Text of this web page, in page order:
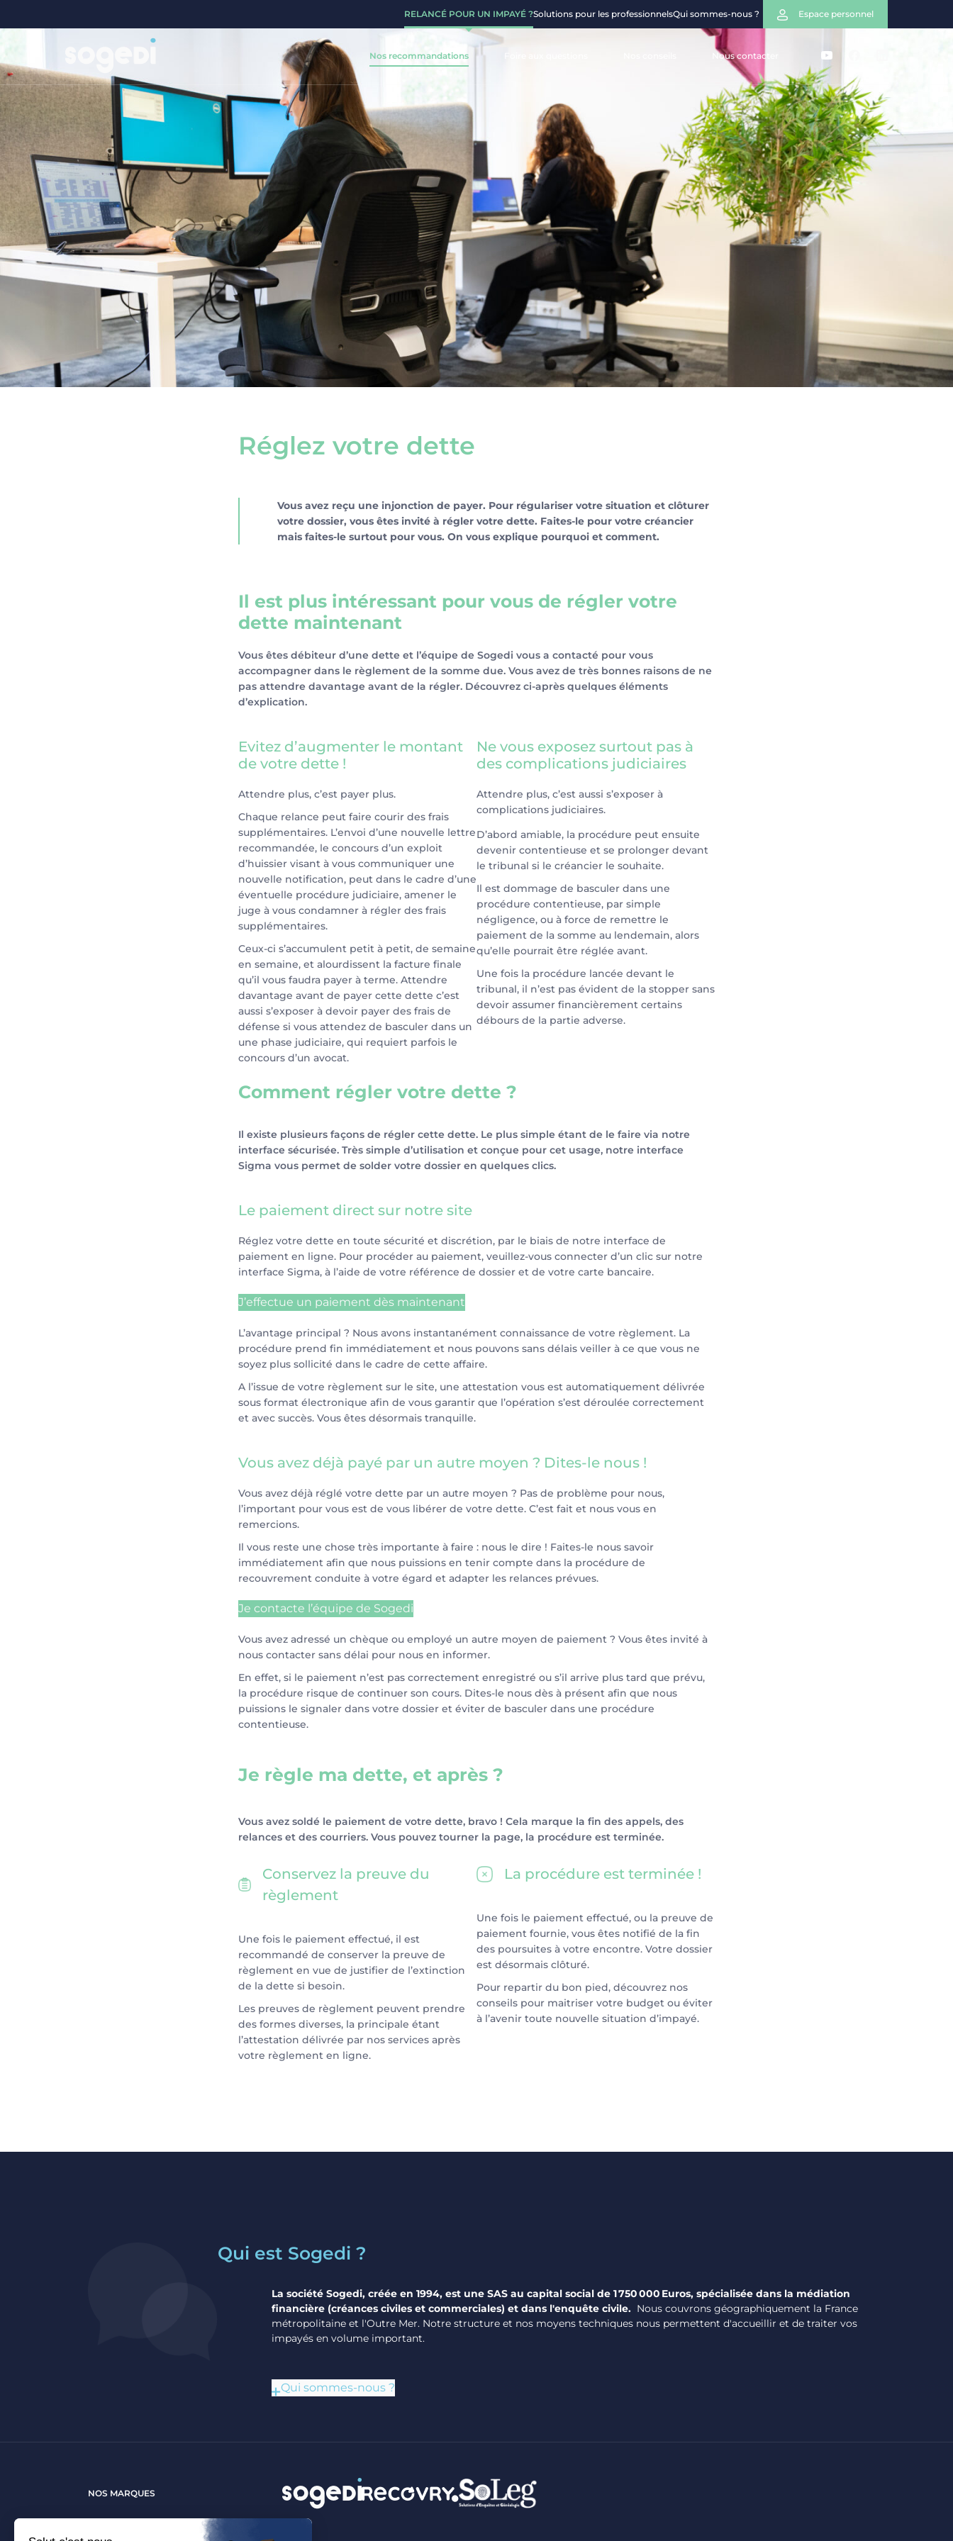
RELANCÉ POUR UN IMPAYÉ ?
Nos recommandations Nous contacter
Solutions pour les professionnelsQui sommes-nous ? Espace personnel
Réglez votre dette
Vous avez reçu une injonction de payer. Pour régulariser votre situation et clôturer
votre dossier, vous êtes invité à régler votre dette. Faites-le pour votre créancier
mais faites-le surtout pour vous. On vous explique pourquoi et comment.
Il est plus intéressant pour vous de régler votre
dette maintenant
Vous êtes débiteur d’une dette et l’équipe de Sogedi vous a contacté pour vous
accompagner dans le règlement de la somme due. Vous avez de très bonnes raisons de ne
pas attendre davantage avant de la régler. Découvrez ci-après quelques éléments
d’explication.
Evitez d’augmenter le montant
de votre dette !
Attendre plus, c’est payer plus.
Chaque relance peut faire courir des frais
supplémentaires. L’envoi d’une nouvelle lettre
recommandée, le concours d’un exploit
d’huissier visant à vous communiquer une
nouvelle notification, peut dans le cadre d’une
éventuelle procédure judiciaire, amener le
juge à vous condamner à régler des frais
supplémentaires.
Ceux-ci s’accumulent petit à petit, de semaine
en semaine, et alourdissent la facture finale
qu’il vous faudra payer à terme. Attendre
davantage avant de payer cette dette c’est
aussi s’exposer à devoir payer des frais de
défense si vous attendez de basculer dans un
une phase judiciaire, qui requiert parfois le
concours d’un avocat.
Ne vous exposez surtout pas à
des complications judiciaires
Attendre plus, c’est aussi s’exposer à
complications judiciaires.
D’abord amiable, la procédure peut ensuite
devenir contentieuse et se prolonger devant
le tribunal si le créancier le souhaite.
Il est dommage de basculer dans une
procédure contentieuse, par simple
négligence, ou à force de remettre le
paiement de la somme au lendemain, alors
qu’elle pourrait être réglée avant.
Une fois la procédure lancée devant le
tribunal, il n’est pas évident de la stopper sans
devoir assumer financièrement certains
débours de la partie adverse.
Comment régler votre dette ?
Il existe plusieurs façons de régler cette dette. Le plus simple étant de le faire via notre
interface sécurisée. Très simple d’utilisation et conçue pour cet usage, notre interface
Sigma vous permet de solder votre dossier en quelques clics.
Le paiement direct sur notre site
Réglez votre dette en toute sécurité et discrétion, par le biais de notre interface de
paiement en ligne. Pour procéder au paiement, veuillez-vous connecter d’un clic sur notre
interface Sigma, à l’aide de votre référence de dossier et de votre carte bancaire.
J’effectue un paiement dès maintenant
L’avantage principal ? Nous avons instantanément connaissance de votre règlement. La
procédure prend fin immédiatement et nous pouvons sans délais veiller à ce que vous ne
soyez plus sollicité dans le cadre de cette affaire.
A l’issue de votre règlement sur le site, une attestation vous est automatiquement délivrée
sous format électronique afin de vous garantir que l’opération s’est déroulée correctement
et avec succès. Vous êtes désormais tranquille.
Vous avez déjà payé par un autre moyen ? Dites-le nous !
Vous avez déjà réglé votre dette par un autre moyen ? Pas de problème pour nous,
l’important pour vous est de vous libérer de votre dette. C’est fait et nous vous en
remercions.
Il vous reste une chose très importante à faire : nous le dire ! Faites-le nous savoir
immédiatement afin que nous puissions en tenir compte dans la procédure de
recouvrement conduite à votre égard et adapter les relances prévues.
Je contacte l’équipe de Sogedi
Vous avez adressé un chèque ou employé un autre moyen de paiement ? Vous êtes invité à
nous contacter sans délai pour nous en informer.
En effet, si le paiement n’est pas correctement enregistré ou s’il arrive plus tard que prévu,
la procédure risque de continuer son cours. Dites-le nous dès à présent afin que nous
puissions le signaler dans votre dossier et éviter de basculer dans une procédure
contentieuse.
Je règle ma dette, et après ?
Vous avez soldé le paiement de votre dette, bravo ! Cela marque la fin des appels, des
relances et des courriers. Vous pouvez tourner la page, la procédure est terminée.
Conservez la preuve du
règlement
Une fois le paiement effectué, il est
recommandé de conserver la preuve de
règlement en vue de justifier de l’extinction
de la dette si besoin.
Les preuves de règlement peuvent prendre
des formes diverses, la principale étant
l’attestation délivrée par nos services après
votre règlement en ligne.
La procédure est terminée !
Une fois le paiement effectué, ou la preuve de
paiement fournie, vous êtes notifié de la fin
des poursuites à votre encontre. Votre dossier
est désormais clôturé.
Pour repartir du bon pied, découvrez nos
conseils pour maitriser votre budget ou éviter
à l’avenir toute nouvelle situation d’impayé.
Qui est Sogedi ?
La société Sogedi, créée en 1994, est une SAS au capital social de 1 750 000 Euros, spécialisée dans la médiation
financière (créances civiles et commerciales) et dans l'enquête civile.Nous couvrons géographiquement la France
métropolitaine et l'Outre Mer. Notre structure et nos moyens techniques nous permettent d'accueillir et de traiter vos
impayés en volume important.
Qui sommes-nous ?
NOS MARQUES